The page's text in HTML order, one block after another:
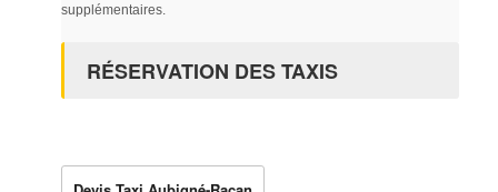
supplémentaires.
RÉSERVATION DES TAXIS